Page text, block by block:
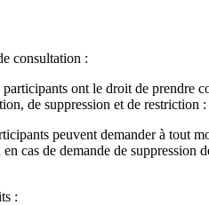
consultation :
ont le droit de prendre
de suppression et de restriction :
peuvent demander à tout
cas de demande de
: